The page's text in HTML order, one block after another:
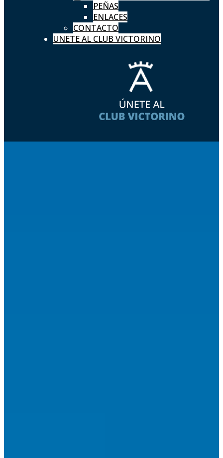
PEÑAS
ENLACES
CONTACTO
UNETE AL CLUB VICTORINO